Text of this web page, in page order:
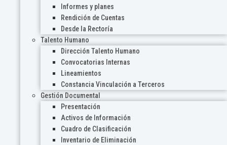
Informes y planes
Rendición de Cuentas
Desde la Rectoría
Talento Humano
Dirección Talento Humano
Convocatorias Internas
Lineamientos
Constancia Vinculación a Terceros
Gestión Documental
Presentación
Activos de Información
Cuadro de Clasificación
Inventario de Eliminación